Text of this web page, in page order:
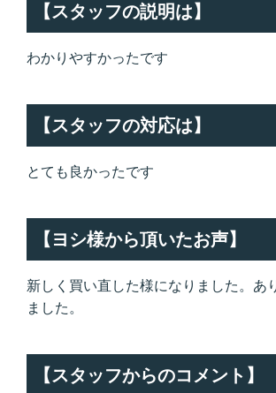
【スタッフの説明は】
わかりやすかったです
【スタッフの対応は】
とても良かったです
【ヨシ様から頂いたお声】
新しく買い直した様になりました。あ
ました。
【スタッフからのコメント】